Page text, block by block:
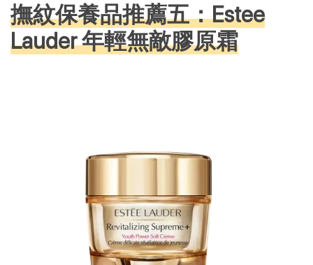
撫紋保養品推薦五：Estee
Lauder 年輕無敵膠原霜